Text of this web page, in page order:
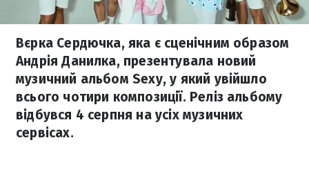
Вєрка Сердючка, яка є сценічним образом
Андрія Данилка, презентувала новий
музичний альбом Sexy, у який увійшло
всього чотири композиції. Реліз альбому
відбувся 4 серпня на усіх музичних
сервісах.